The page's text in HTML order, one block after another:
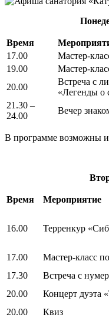
Время
17.00
Мастер-
19.00
Мастер-
20.00
Встреча с
«Легенды о
21.30 –
24.00
Вечер
В программе возможны
Время Мероприятие
16.00 Терренкур
17.00
Мастер-класс
17.30
Встреча с
20.00
Концерт дуэта
20.00
Квиз